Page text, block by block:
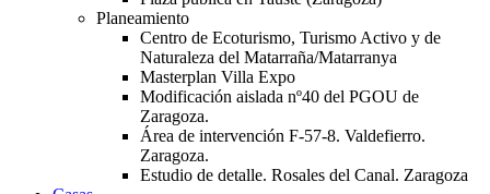
Planeamiento
Centro de Ecoturismo, Turismo Activo y de
Naturaleza del Matarraña/Matarranya
Masterplan Villa Expo
Modificación aislada nº40 del PGOU de
Zaragoza.
Área de intervención F-57-8. Valdefierro.
Zaragoza.
Estudio de detalle. Rosales del Canal. Zaragoza